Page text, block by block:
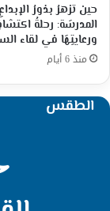
حين تزهرُ بذورُ
المدرسَة: رحلةُ
ورعايتِهَا في لقاء
منذ 6 أيام
الطقس